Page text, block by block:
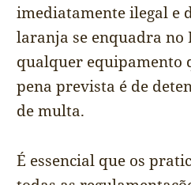
imediatamente ilegal e
laranja se enquadra no
qualquer equipamento
pena prevista é de
de multa.
É essencial que os